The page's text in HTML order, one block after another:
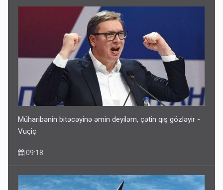
Müharibənin bitəcəyinə əmin deyiləm, çətin qış gözləyir -
Vuçiç
09:18